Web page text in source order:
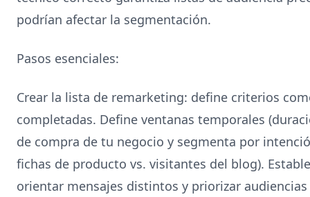
podrían afectar la segmentación.
Pasos esenciales:
Crear la lista de remarketing: define criterios
completadas. Define ventanas temporales
de compra de tu negocio y segmenta por
fichas de producto vs. visitantes del blog).
orientar mensajes distintos y priorizar